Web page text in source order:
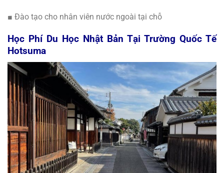
■ Đào tạo cho nhân viên nước ngoài tại chỗ
Học Phí Du Học Nhật Bản Tại Trường Quốc Tế
Hotsuma